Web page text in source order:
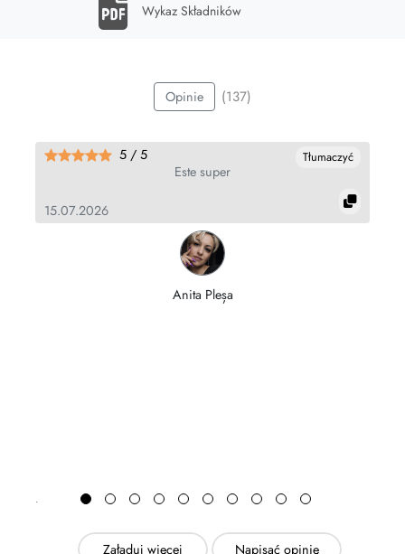
Wykaz Składników
Opinie (137)
Tłumaczyć
Este super
5 / 5
15.07.2026
Anita Pleșa
Załaduj więcej Napisać opinię